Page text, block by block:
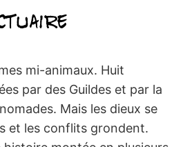
mi-animaux. Huit
par des Guildes et par la
Mais les dieux se
et les conflits grondent.